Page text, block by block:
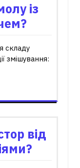
із
складу
змішування:
від